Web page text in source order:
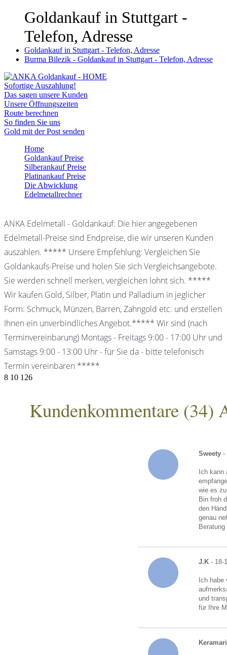
Goldankauf in Stuttgart -
Telefon, Adresse
Goldankauf in Stuttgart - Telefon, Adresse
Burma Bilezik - Goldankauf in Stuttgart - Telefon, Adresse
Sofortige Auszahlung!
Das sagen unsere Kunden
Unsere Öffnungszeiten
Route berechnen
So finden Sie uns
Gold mit der Post senden
Home
Goldankauf Preise
Silberankauf Preise
Platinankauf Preise
Die Abwicklung
Edelmetallrechner
ANKA Edelmetall - Goldankauf: Die hier angegebenen
Edelmetall-Preise sind Endpreise, die wir unseren Kunden
auszahlen. ***** Unsere Empfehlung: Vergleichen Sie
Goldankaufs-Preise und holen Sie sich Vergleichsangebote.
Sie werden schnell merken, vergleichen lohnt sich. *****
Wir kaufen Gold, Silber, Platin und Palladium in jeglicher
Form: Schmuck, Münzen, Barren, Zahngold etc. und erstellen
Ihnen ein unverbindliches Angebot.***** Wir sind (nach
Terminvereinbarung) Montags - Freitags 9:00 - 17:00 Uhr und
Samstags 9:00 - 13:00 Uhr - für Sie da - bitte telefonisch
Termin vereinbaren *****
8 10 126
Kundenkommentare (34)
Sweety -
Ich
wie es
Bin froh
den
genau
Beratung
J.K - 18-
Ich
und
für Ihre